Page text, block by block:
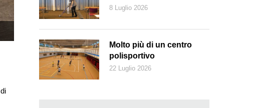
8 Luglio 2026
Molto più di un centro
polisportivo
22 Luglio 2026